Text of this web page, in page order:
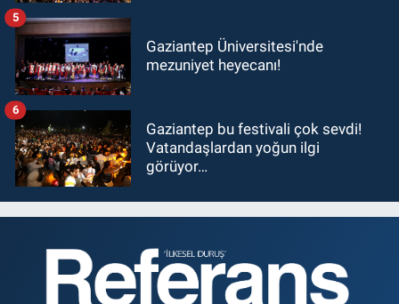
Gaziantep Üniversitesi'nde
mezuniyet heyecanı!
5
Gaziantep bu festivali çok sevdi!
Vatandaşlardan yoğun ilgi
görüyor…
6